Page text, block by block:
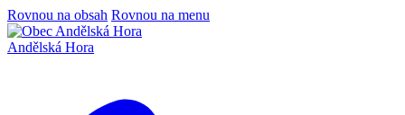
Rovnou na obsah Rovnou na menu
Andělská Hora